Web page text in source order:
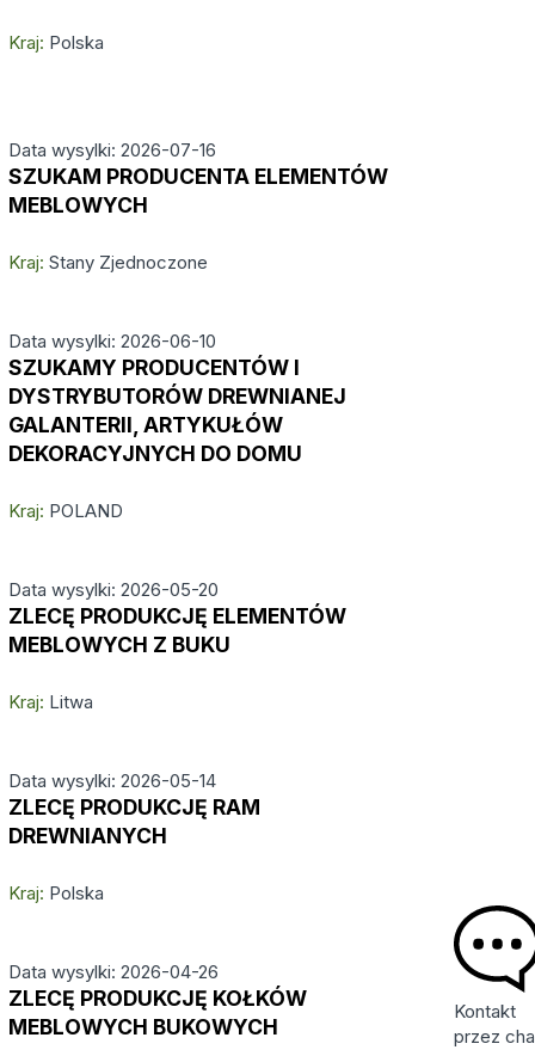
Kraj: Polska
Data wysylki: 2026-07-16
SZUKAM PRODUCENTA ELEMENTÓW
MEBLOWYCH
Kraj: Stany Zjednoczone
Data wysylki: 2026-06-10
SZUKAMY PRODUCENTÓW I
DYSTRYBUTORÓW DREWNIANEJ
GALANTERII, ARTYKUŁÓW
DEKORACYJNYCH DO DOMU
Kraj: POLAND
Data wysylki: 2026-05-20
ZLECĘ PRODUKCJĘ ELEMENTÓW
MEBLOWYCH Z BUKU
Kraj: Litwa
Data wysylki: 2026-05-14
ZLECĘ PRODUKCJĘ RAM
DREWNIANYCH
Kraj: Polska
Data wysylki: 2026-04-26
ZLECĘ PRODUKCJĘ KOŁKÓW
MEBLOWYCH BUKOWYCH
Kontakt
przez